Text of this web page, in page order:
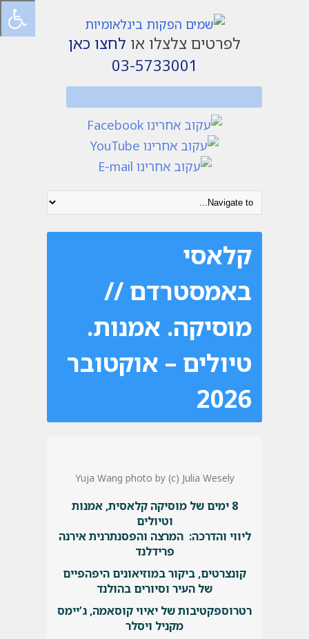
לפרטים צלצלו או לחצו כאן
03-5733001
קלאסי
באמסטרדם //
מוסיקה. אמנות.
טיולים – אוקטובר
2026
Yuja Wang photo by (c) Julia Wesely
8 ימים של מוסיקה קלאסית, אמנות
וטיולים
ליווי והדרכה: המרצה והפסנתרנית אירנה
פרידלנד
קונצרטים, ביקור במוזיאונים היפהפיים
של העיר וסיורים בהולנד
רטרוספקטיבות של יאיוי קוסאמה, ג’יימס
מקניל ויסלר